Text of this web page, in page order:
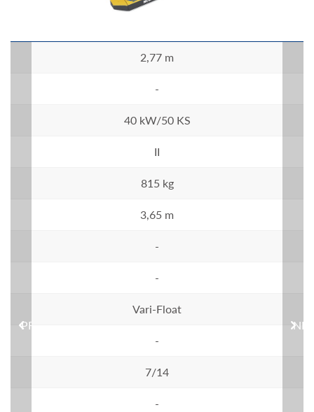
PREVIOUS
2,77 m
-
40 kW/50 KS
II
815 kg
3,65 m
-
-
Vari-Float
-
7/14
-